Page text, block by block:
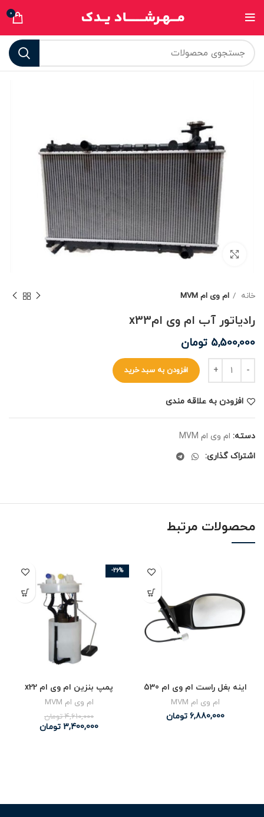
0
برای بزرگنمایی کلیک کنید
خانه ام وی ام MVM
رادیاتور آب ام وی امx33
5,500,000 تومان
افزودن به سبد خرید
افزودن به علاقه مندی
دسته: ام وی ام MVM
اشتراک گذاری:
محصولات مرتبط
اینه بغل راست ام وی ام 530
ام وی ام MVM
6,880,000 تومان
-26%
پمپ بنزین ام وی ام x22
ام وی ام MVM
4,610,000 تومان
3,400,000 تومان